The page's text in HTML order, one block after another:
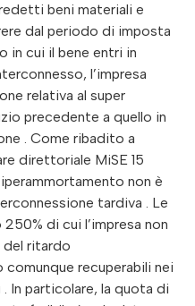
beni materiali e
dal periodo di imposta
in cui il bene entri in
l’impresa
relativa al super
precedente a quello in
. Come ribadito a
direttoriale MiSE 15
non è
tardiva . Le
di cui l’impresa non
del ritardo
comunque recuperabili nei
In particolare, la quota di